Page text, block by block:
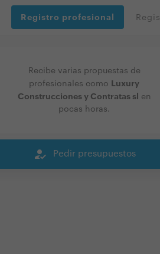
Registro profesional
Recibe varias propuestas de
profesionales como
Luxury
Construcciones y Contratas sl
en
pocas horas.
how_to_reg Pedir presupuestos